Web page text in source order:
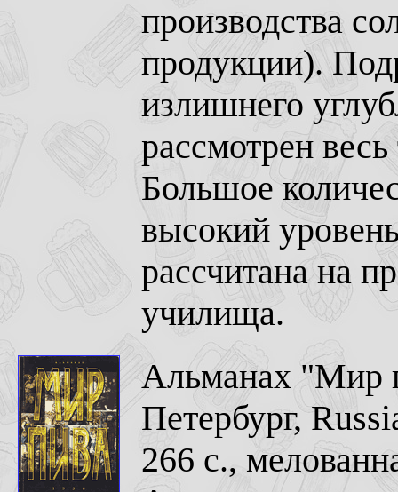
производства
продукции).
излишнего
рассмотрен
Большое
высокий
рассчитана на
училища.
Альманах "Мир
Петербург,
266 с.,